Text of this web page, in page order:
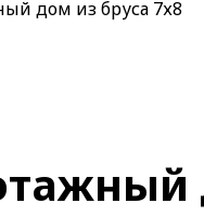
дом из бруса 7х8